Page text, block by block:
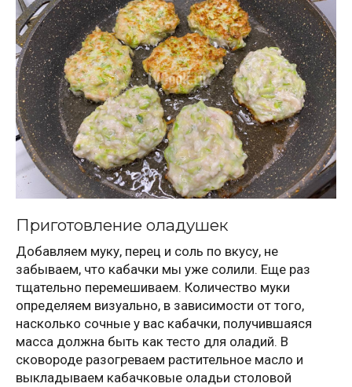
Приготовление оладушек
Добавляем муку, перец и соль по вкусу, не
забываем, что кабачки мы уже солили. Еще раз
тщательно перемешиваем. Количество муки
определяем визуально, в зависимости от того,
насколько сочные у вас кабачки, получившаяся
масса должна быть как тесто для оладий. В
сковороде разогреваем растительное масло и
выкладываем кабачковые оладьи столовой